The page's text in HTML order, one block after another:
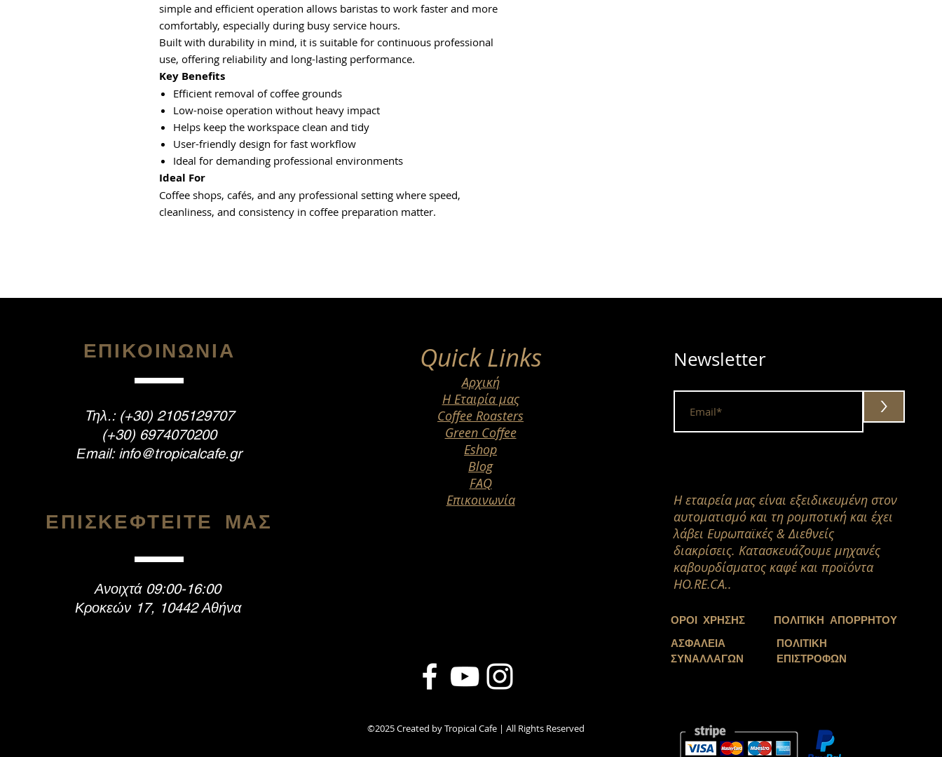
simple and efficient operation allows baristas to work faster and more
comfortably, especially during busy service hours.
Built with durability in mind, it is suitable for continuous professional
use, offering reliability and long-lasting performance.
Key Benefits
Efficient removal of coffee grounds
Low-noise operation without heavy impact
Helps keep the workspace clean and tidy
User-friendly design for fast workflow
Ideal for demanding professional environments
Ideal For
Coffee shops, cafés, and any professional setting where speed,
cleanliness, and consistency in coffee preparation matter.
ΕΠΙΚΟΙΝΩΝΙΑ
Tηλ.: (+30) 2105129707
(+30) 6974070200
Εmail: info@tropicalcafe.gr
ΕΠΙΣΚΕΦΤΕΙΤΕ ΜΑΣ
Ανοιχτά 09:00-16:00
Κροκεών 17, 10442 Αθήνα
Quick Links
Αρχική
Η Εταιρία μας
Coffee Roasters
Green Coffee
Eshop
Blog
FAQ
Επικοινωνία
©2025 Created by Tropical Cafe | All Rights Reserved
Newsletter
>
Η εταιρεία μας είναι εξειδικευμένη στον
αυτοματισμό και τη ρομποτική και έχει
λάβει Ευρωπαϊκές & Διεθνείς
διακρίσεις. Κατασκευάζουμε μηχανές
καβουρδίσματος καφέ και προϊόντα
HO.RE.CA..
ΟΡΟΙ ΧΡΗΣΗΣ
ΠΟΛΙΤΙΚΗ ΑΠΟΡΡΗΤΟΥ
ΑΣΦΑΛΕΙΑ
ΣΥΝΑΛΛΑΓΩΝ
ΠΟΛΙΤΙΚΗ
ΕΠΙΣΤΡΟΦΩΝ